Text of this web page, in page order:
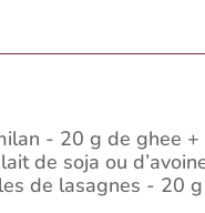
- 20 g de ghee +
de soja ou
de lasagnes - 20